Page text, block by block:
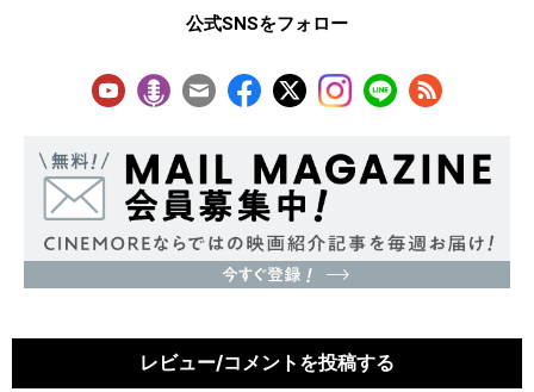
公式SNSをフォロー
レビュー/コメントを投稿する